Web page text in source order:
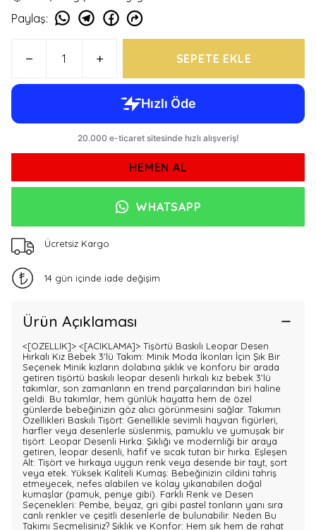
Paylaş:
SEPETE EKLE
HEMEN AL
WHATSAPP
Ücretsiz Kargo
14 gün içinde iade değişim
Ürün Açıklaması
<[OZELLIK]> <[ACIKLAMA]> Tişörtü Baskılı Leopar Desen
Hırkalı Kız Bebek 3'lü Takım: Minik Moda İkonları İçin Şık Bir
Seçenek Minik kızların dolabına şıklık ve konforu bir arada
getiren tişörtü baskılı leopar desenli hırkalı kız bebek 3'lü
takımlar, son zamanların en trend parçalarından biri haline
geldi. Bu takımlar, hem günlük hayatta hem de özel
günlerde bebeğinizin göz alıcı görünmesini sağlar. Takımın
Özellikleri Baskılı Tişört: Genellikle sevimli hayvan figürleri,
harfler veya desenlerle süslenmiş, pamuklu ve yumuşak bir
tişört. Leopar Desenli Hırka: Şıklığı ve modernliği bir araya
getiren, leopar desenli, hafif ve sıcak tutan bir hırka. Eşleşen
Alt: Tişört ve hırkaya uygun renk veya desende bir tayt, şort
veya etek. Yüksek Kaliteli Kumaş: Bebeğinizin cildini tahriş
etmeyecek, nefes alabilen ve kolay yıkanabilen doğal
kumaşlar (pamuk, penye gibi). Farklı Renk ve Desen
Seçenekleri: Pembe, beyaz, gri gibi pastel tonların yanı sıra
canlı renkler ve çeşitli desenlerle de bulunabilir. Neden Bu
Takımı Seçmelisiniz? Şıklık ve Konfor: Hem şık hem de rahat